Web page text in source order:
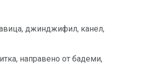
джинджифил, канел,
направено от бадеми,